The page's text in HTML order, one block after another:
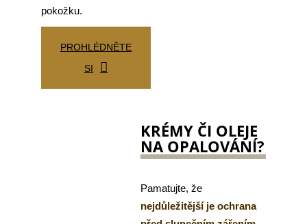
pokožku.
PROHLÉDNĚTE
SI
KRÉMY ČI OLEJE
NA OPALOVÁNÍ?
Pamatujte, že
nejdůležitější je ochrana